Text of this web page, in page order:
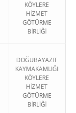
KÖYLERE
HİZMET
GÖTÜRME
BİRLİĞİ
DOĞUBAYAZIT
KAYMAKAMLIĞI
KÖYLERE
HİZMET
GÖTÜRME
BİRLİĞİ